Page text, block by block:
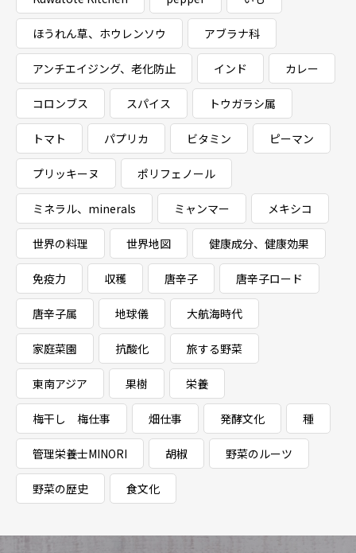
ほうれん草、ホウレンソウ アブラナ科
アンチエイジング、老化防止 インド カレー
コロンブス スパイス トウガラシ属
トマト パプリカ ビタミン ピーマン
プリッキーヌ ポリフェノール
ミネラル、minerals ミャンマー メキシコ
世界の料理 世界地図 健康成分、健康効果
免疫力 収穫 唐辛子 唐辛子ロード
唐辛子属 地球儀 大航海時代
家庭菜園 抗酸化 旅する野菜
東南アジア 果樹 栄養
梅干し 梅仕事 畑仕事 発酵文化 種
管理栄養士MINORI 胡椒 野菜のルーツ
野菜の歴史 食文化